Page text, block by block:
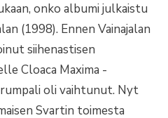
onko albumi julkaistu
(1998). Ennen Vainajalan
siihenastisen
Cloaca Maxima -
oli vaihtunut. Nyt
Svartin toimesta